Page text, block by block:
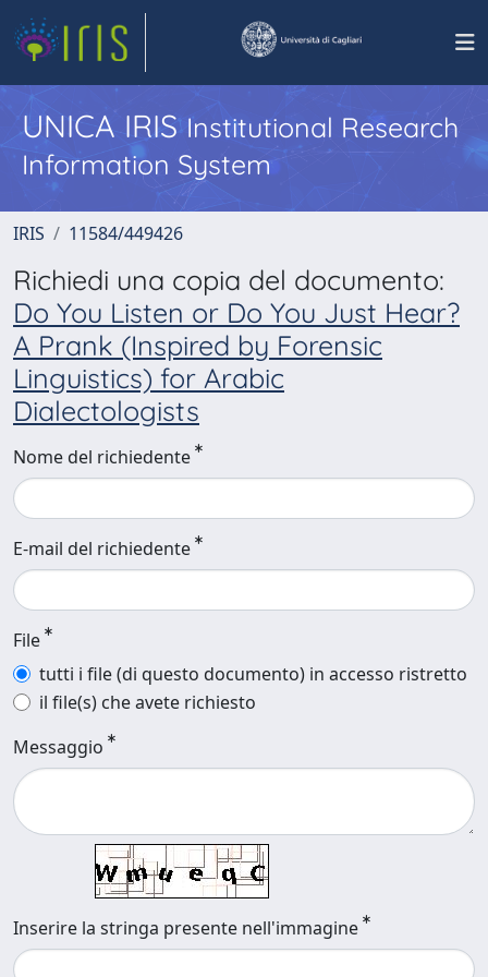
UNICA IRISInstitutional Research
Information System
IRIS 11584/449426
Richiedi una copia del documento:
Do You Listen or Do You Just Hear?
A Prank (Inspired by Forensic
Linguistics) for Arabic
Dialectologists
Nome del richiedente
E-mail del richiedente
File
tutti i file (di questo documento) in accesso ristretto
il file(s) che avete richiesto
Messaggio
Inserire la stringa presente nell'immagine